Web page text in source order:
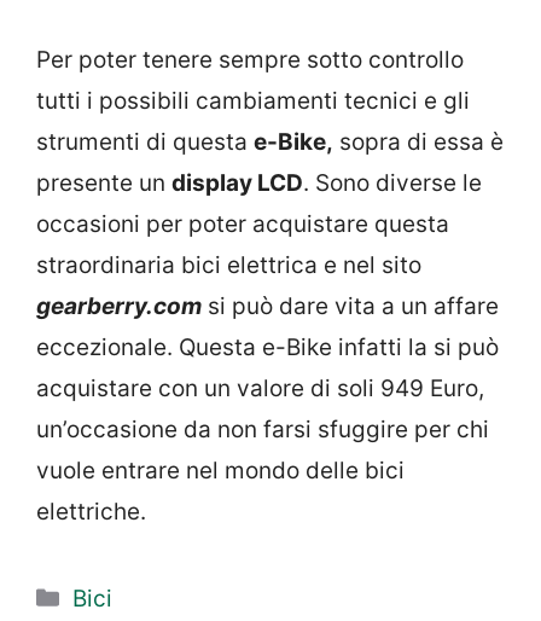
Per poter tenere sempre sotto controllo
tutti i possibili cambiamenti tecnici e gli
strumenti di questa e-Bike, sopra di essa è
presente un display LCD. Sono diverse le
occasioni per poter acquistare questa
straordinaria bici elettrica e nel sito
gearberry.com si può dare vita a un affare
eccezionale. Questa e-Bike infatti la si può
acquistare con un valore di soli 949 Euro,
un’occasione da non farsi sfuggire per chi
vuole entrare nel mondo delle bici
elettriche.
Categorie
Bici